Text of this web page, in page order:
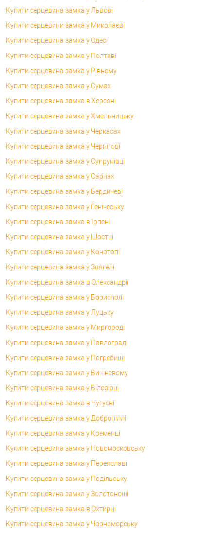
Купити серцевина замка у Львові
Купити серцевини замка у Миколаєві
Купити серцевина замка у Одесі
Купити серцевина замка у Полтаві
Купити серцевина замка у Рівному
Купити серцевина замка у Сумах
Купити серцевина замка в Херсоні
Купити серцевина замка у Хмельницьку
Купити серцевина замка у Черкасах
Купити серцевина замка у Чернігові
Купити серцевина замка у Супрунівці
Купити серцевина замка у Сарнах
Купити серцевина замка у Бердичеві
Купити серцевина замка у Генічеську
Купити серцевина замка в Ірпені
Купити серцевина замка у Шостці
Купити серцевина замка у Конотопі
Купити серцевина замка у Звягелі
Купити серцевина замка в Олександрії
Купити серцевина замка у Борисполі
Купити серцевина замка у Луцьку
Купити серцевина замка у Миргороді
Купити серцевина замка у Павлограді
Купити серцевина замка у Погребищі
Купити серцевина замка у Вишневому
Купити серцевина замка у Білозірці
Купити серцевина замка в Чугуєві
Купити серцевина замка у Добропіллі
Купити серцевина замка у Кременці
Купити серцевина замка у Новомосковську
Купити серцевина замка у Переяславі
Купити серцевина замка у Подільську
Купити серцевина замка у Золотоноші
Купити серцевина замка в Охтирці
Купити серцевина замка у Чорноморську